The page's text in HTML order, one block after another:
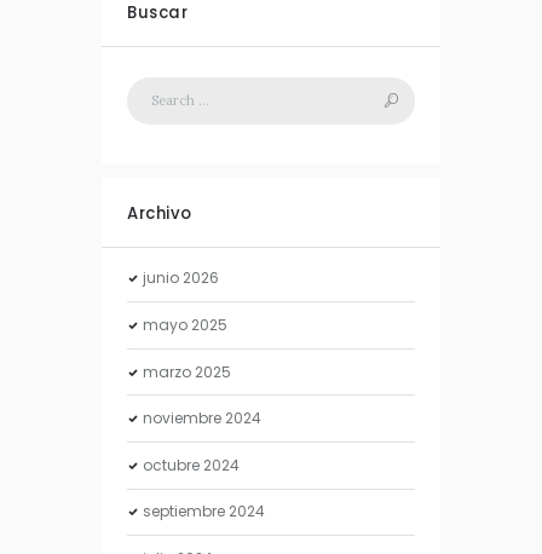
Buscar
Archivo
junio 2026
mayo 2025
marzo 2025
noviembre 2024
octubre 2024
septiembre 2024